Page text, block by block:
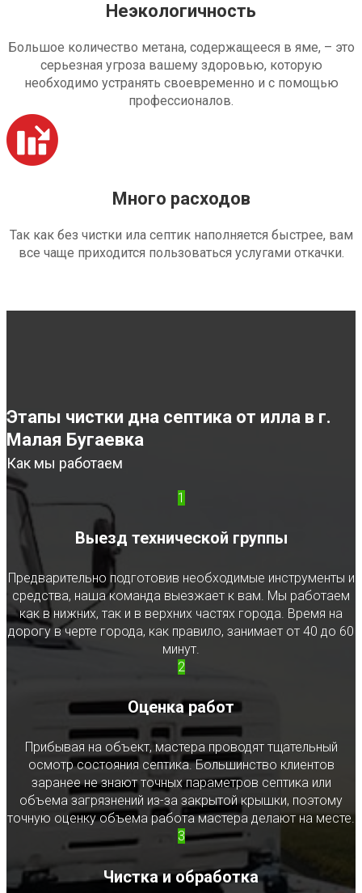
Неэкологичность
Большое количество метана, содержащееся в яме, – это
серьезная угроза вашему здоровью, которую
необходимо устранять своевременно и с помощью
профессионалов.
Много расходов
Так как без чистки ила септик наполняется быстрее, вам
все чаще приходится пользоваться услугами откачки.
Этапы чистки дна септика от илла в г.
Малая Бугаевка
Как мы работаем
1
Выезд технической группы
Предварительно подготовив необходимые инструменты и
средства, наша команда выезжает к вам. Мы работаем
как в нижних, так и в верхних частях города. Время на
дорогу в черте города, как правило, занимает от 40 до 60
минут.
2
Оценка работ
Прибывая на объект, мастера проводят тщательный
осмотр состояния септика. Большинство клиентов
заранее не знают точных параметров септика или
объема загрязнений из-за закрытой крышки, поэтому
точную оценку объема работа мастера делают на месте.
3
Чистка и обработка